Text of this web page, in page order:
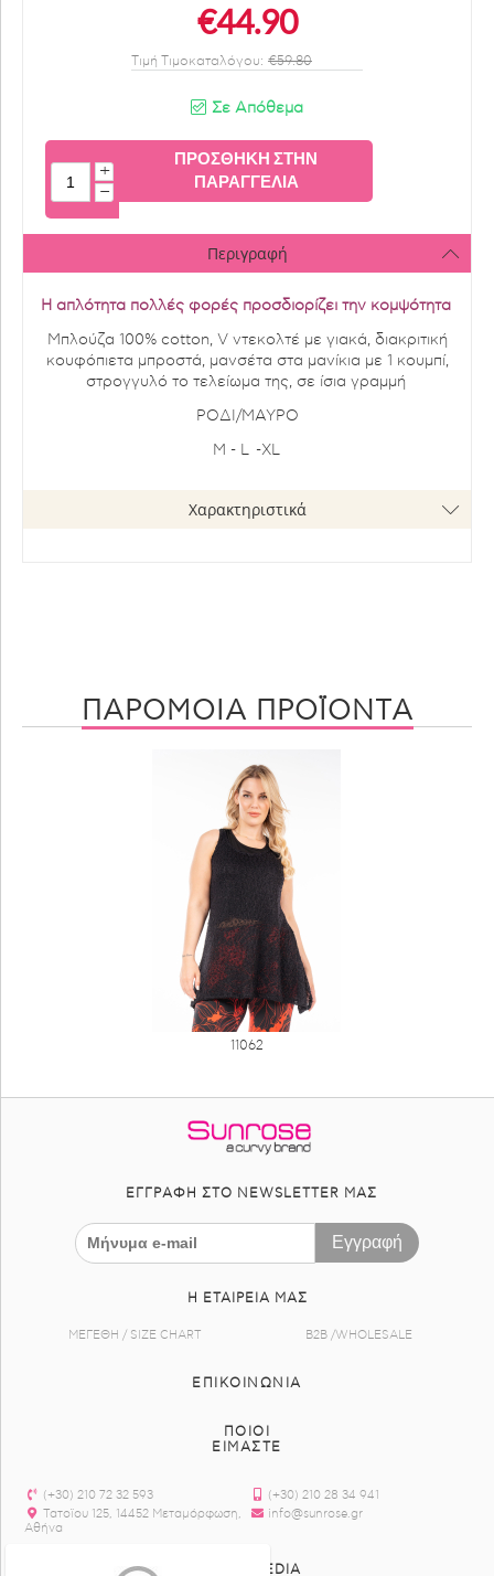
€44.90
Τιμή Τιμοκαταλόγου: €59.80
Σε Απόθεμα
+
−
ΠΡΟΣΘΉΚΗ ΣΤΗΝ
ΠΑΡΑΓΓΕΛΊΑ
Περιγραφή
Η απλότητα πολλές φορές προσδιορίζει την κομψότητα
Μπλούζα 100% cotton, V ντεκολτέ με γιακά, διακριτική
κουφόπιετα μπροστά, μανσέτα στα μανίκια με 1 κουμπί,
στρογγυλό το τελείωμα της, σε ίσια γραμμή
ΡΟΔΙ/ΜΑΥΡΟ
M - L -XL
Χαρακτηριστικά
ΠΑΡΟΜΟΙΑ ΠΡΟΪΟΝΤΑ
11062
ΕΓΓΡΑΦΉ ΣΤΟ NEWSLETTER ΜΑΣ
Εγγραφή
Η ΕΤΑΙΡΕΊΑ ΜΑΣ
ΜΕΓΕΘΗ / SIZE CHART B2B /WHOLESALE
ΕΠΙΚΟΙΝΩΝΊΑ
ΠΟΙΟΙ
ΕΙΜΑΣΤΕ
(+30) 210 72 32 593
(+30) 210 28 34 941
Τατοϊου 125, 14452 Μεταμόρφωση,
Αθήνα
info@sunrose.gr
SOCIAL MEDIA